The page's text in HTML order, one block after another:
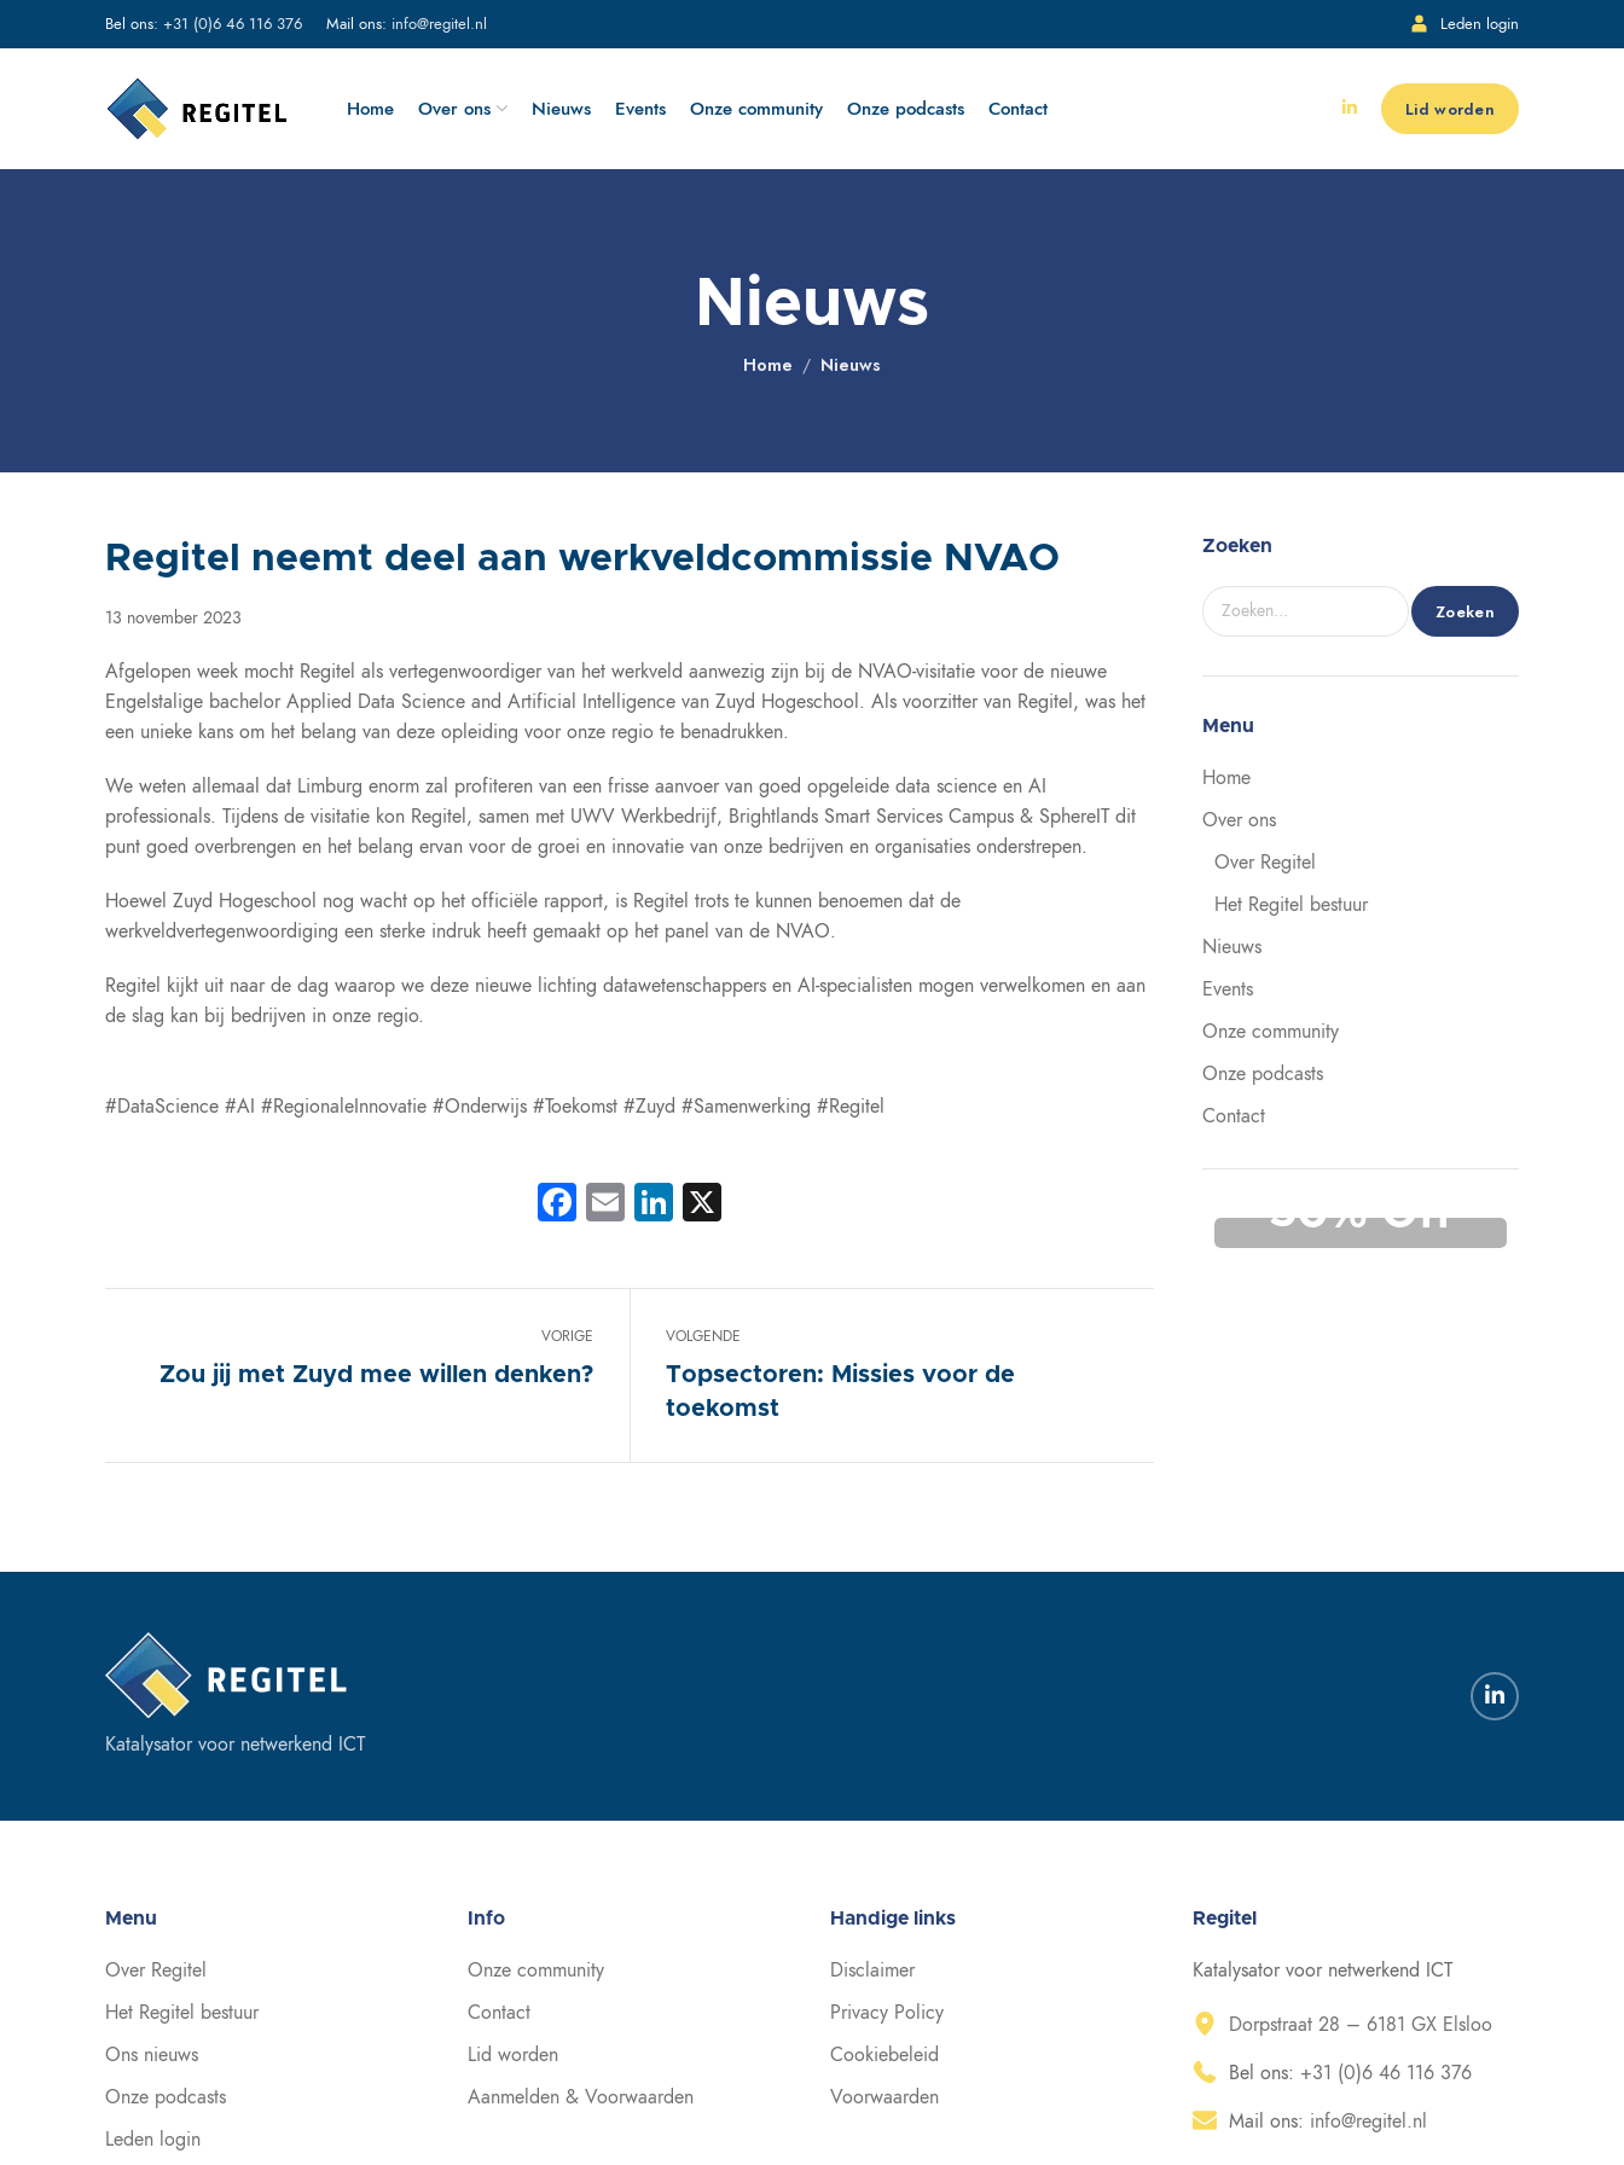
Bel ons: +31 (0)6 46 116 376 Mail ons: info@regitel.nl Leden login
Home Over ons Nieuws Events Onze community Onze podcasts Contact Lid worden
Nieuws
Home Nieuws
Regitel neemt deel aan werkveldcommissie NVAO
13 november 2023
Afgelopen week mocht Regitel als vertegenwoordiger van het werkveld aanwezig zijn bij de NVAO-visitatie voor de nieuwe
Engelstalige bachelor Applied Data Science and Artificial Intelligence van Zuyd Hogeschool. Als voorzitter van Regitel, was het
een unieke kans om het belang van deze opleiding voor onze regio te benadrukken.
We weten allemaal dat Limburg enorm zal profiteren van een frisse aanvoer van goed opgeleide data science en AI
professionals. Tijdens de visitatie kon Regitel, samen met UWV Werkbedrijf, Brightlands Smart Services Campus & SphereIT dit
punt goed overbrengen en het belang ervan voor de groei en innovatie van onze bedrijven en organisaties onderstrepen.
Hoewel Zuyd Hogeschool nog wacht op het officiële rapport, is Regitel trots te kunnen benoemen dat de
werkveldvertegenwoordiging een sterke indruk heeft gemaakt op het panel van de NVAO.
Regitel kijkt uit naar de dag waarop we deze nieuwe lichting datawetenschappers en AI-specialisten mogen verwelkomen en aan
de slag kan bij bedrijven in onze regio.
#DataScience #AI #RegionaleInnovatie #Onderwijs #Toekomst #Zuyd #Samenwerking #Regitel
Facebook
EmailLinkedIn
VORIGE
Zou jij met Zuyd mee willen denken?
VOLGENDE
Topsectoren: Missies voor de
toekomst
Zoeken
Zoeken
Menu
Home
Over ons
Over Regitel
Het Regitel bestuur
Nieuws
Events
Onze community
Onze podcasts
Contact
50% Off
Katalysator voor netwerkend ICT
Menu
Over Regitel
Het Regitel bestuur
Ons nieuws
Onze podcasts
Leden login
Info
Onze community
Contact
Lid worden
Aanmelden & Voorwaarden
Handige links
Disclaimer
Privacy Policy
Cookiebeleid
Voorwaarden
Regitel
Katalysator voor netwerkend ICT
Dorpstraat 28 – 6181 GX Elsloo
Bel ons: +31 (0)6 46 116 376
Mail ons: info@regitel.nl